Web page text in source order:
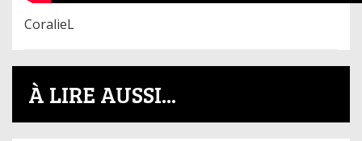
CoralieL
À LIRE AUSSI...